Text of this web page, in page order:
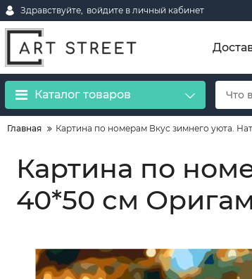
Здравствуйте, войдите в личный кабинет
Каталог товаров
Главная Картина по номерам Вкус зимнего уюта.
Картина по
40*50 см